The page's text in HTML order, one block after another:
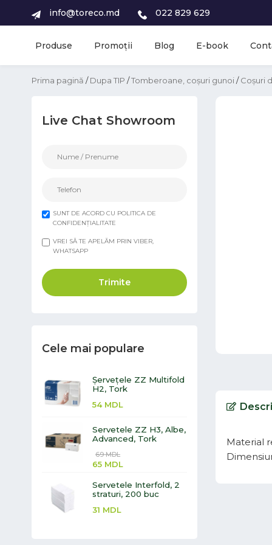
info@toreco.md 022 829 629
Produse Promoții Blog E-book
Prima pagină /Dupa TIP /Tomberoane, coșuri gunoi/Coșuri
Live Chat Showroom
SUNT DE ACORD CU POLITICA DE
CONFIDENȚIALITATE
VREI SĂ TE APELĂM PRIN VIBER,
WHATSAPP
Trimite
Cele mai populare
Șervețele ZZ Multifold
H2, Tork
54 MDL
Servetele ZZ H3, Albe,
Advanced, Tork
69MDL
65 MDL
Servetele Interfold, 2
straturi, 200 buc
31 MDL
Material